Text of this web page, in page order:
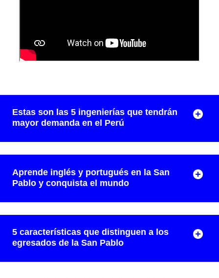
Estas son las 5 ingenierías que tendrán
mayor demanda en el Perú
Aprende inglés y portugués en la San
Pablo y conquista el mundo
5 características que distinguen a los
egresados de la San Pablo